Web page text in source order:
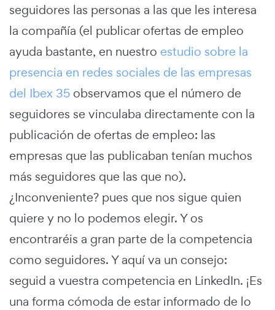
seguidores las personas a las que les interesa
la compañía (el publicar ofertas de empleo
ayuda bastante, en nuestro estudio sobre la
presencia en redes sociales de las empresas
del Ibex 35 observamos que el número de
seguidores se vinculaba directamente con la
publicación de ofertas de empleo: las
empresas que las publicaban tenían muchos
más seguidores que las que no).
¿Inconveniente? pues que nos sigue quien
quiere y no lo podemos elegir. Y os
encontraréis a gran parte de la competencia
como seguidores. Y aquí va un consejo:
seguid a vuestra competencia en LinkedIn. ¡Es
una forma cómoda de estar informado de lo